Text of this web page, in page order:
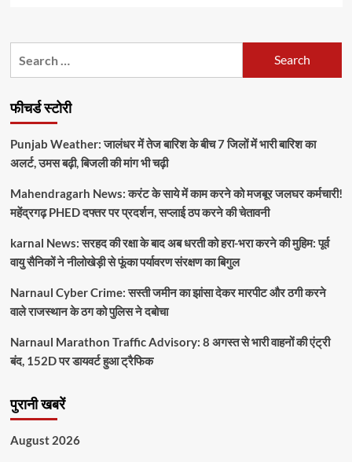
फीचर्ड स्टोरी
Punjab Weather: जालंधर में तेज बारिश के बीच 7 जिलों में भारी बारिश का
अलर्ट, उमस बढ़ी, बिजली की मांग भी चढ़ी
Mahendragarh News: करंट के साये में काम करने को मजबूर जलघर कर्मचारी!
महेंद्रगढ़ PHED दफ्तर पर प्रदर्शन, सप्लाई ठप करने की चेतावनी
karnal News: सरहद की रक्षा के बाद अब धरती को हरा-भरा करने की मुहिम: पूर्व
वायु सैनिकों ने नीलोखेड़ी से फूंका पर्यावरण संरक्षण का बिगुल
Narnaul Cyber Crime: सस्ती जमीन का झांसा देकर मारपीट और ठगी करने
वाले राजस्थान के ठग को पुलिस ने दबोचा
Narnaul Marathon Traffic Advisory: 8 अगस्त से भारी वाहनों की एंट्री
बंद, 152D पर डायवर्ट हुआ ट्रैफिक
पुरानी खबरें
August 2026